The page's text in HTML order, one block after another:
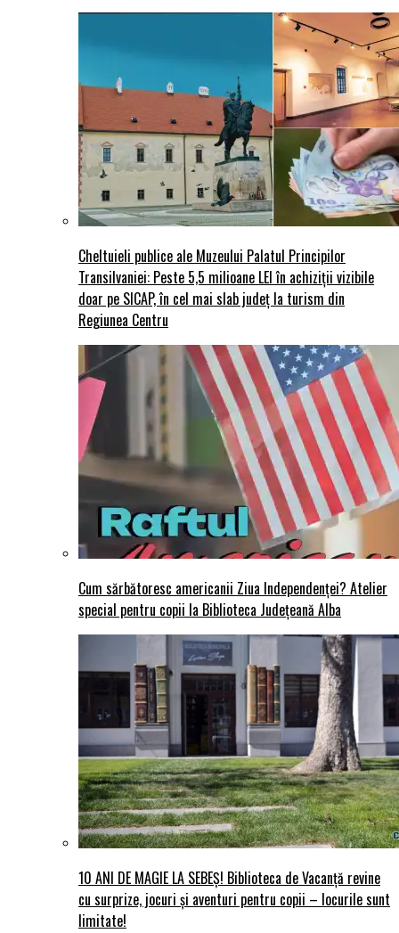
Cheltuieli publice ale Muzeului Palatul Principilor
Transilvaniei: Peste 5,5 milioane LEI în achiziții vizibile
doar pe SICAP, în cel mai slab județ la turism din
Regiunea Centru
Cum sărbătoresc americanii Ziua Independenței? Atelier
special pentru copii la Biblioteca Județeană Alba
10 ANI DE MAGIE LA SEBEȘ! Biblioteca de Vacanță revine
cu surprize, jocuri și aventuri pentru copii – locurile sunt
limitate!